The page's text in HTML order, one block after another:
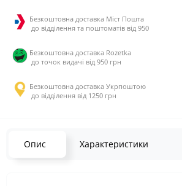
Безкоштовна доставка Міст Пошта
до відділення та поштоматів від 950
Безкоштовна доставка Rozetka
до точок видачі від 950 грн
Безкоштовна доставка Укрпоштою
до відділення від 1250 грн
Опис Характеристики